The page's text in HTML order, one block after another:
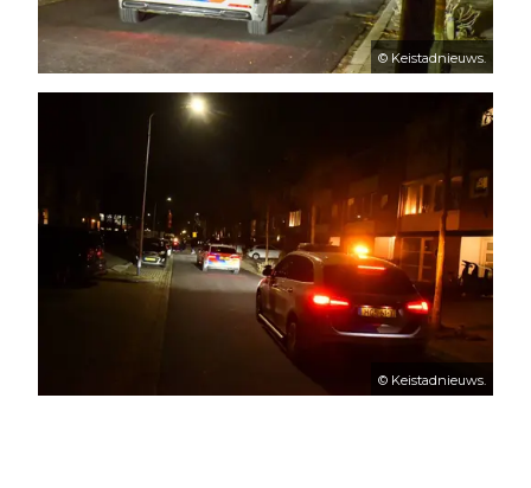
© Keistadnieuws.
© Keistadnieuws.